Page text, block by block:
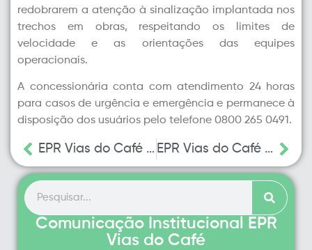
Comunicação Institucional EPR
Vias do Café
redobrarem a atenção à sinalização implantada nos
trechos em obras, respeitando os limites de
velocidade e as orientações das equipes
operacionais.
A concessionária conta com atendimento 24 horas
para casos de urgência e emergência e permanece à
disposição dos usuários pelo telefone 0800 265 0491.
EPR Vias do Café inicia programação do Maio Amarelo em Muzambinho EPR Vias do Café divulga agenda de obras em 6 rodovias com o objetivo de ampliar a segurança viária aos usuários